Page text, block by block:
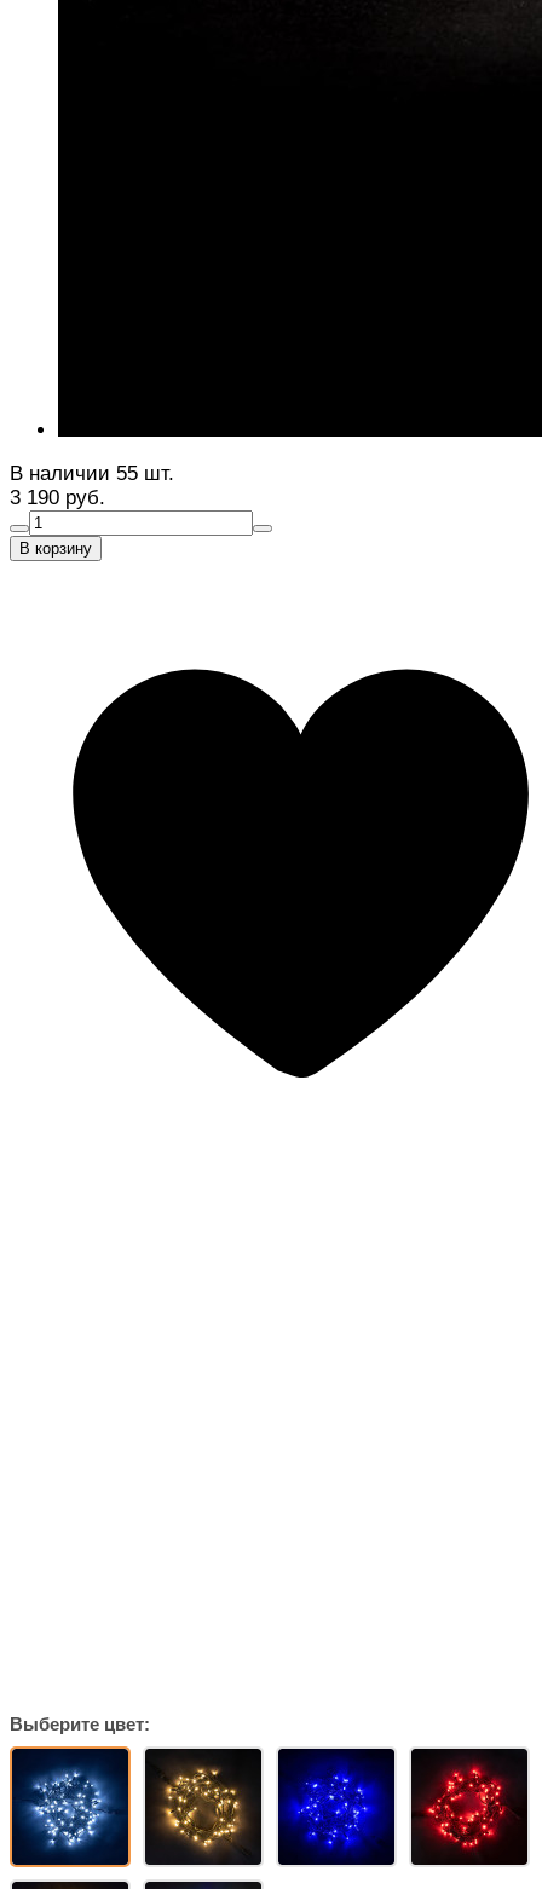
В наличии 55 шт.
3 190 руб.
В корзину
Выберите цвет: